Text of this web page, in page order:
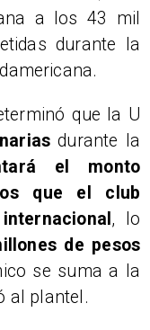
a los 43 mil
durante la
.
que la U
durante la
el monto
que el club
, lo
de pesos
se suma a la
al plantel.